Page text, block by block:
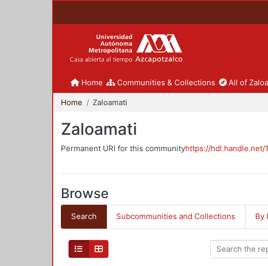
Home Communities & Collections All of
Home Zaloamati
Zaloamati
Permanent URI for this communityhttps://hdl.handle.net/
Browse
Search Subcommunities and Collections By